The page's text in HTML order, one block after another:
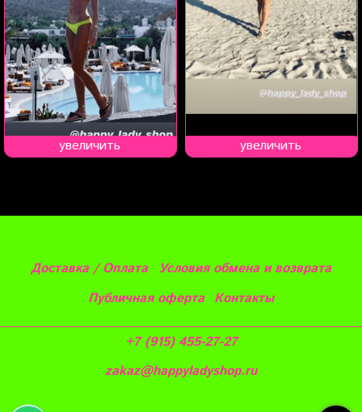
увеличить увеличить
Доставка / Оплата
Условия обмена и возврата
Публичная оферта Контакты
+7 (915) 455-27-27
zakaz@happyladyshop.ru